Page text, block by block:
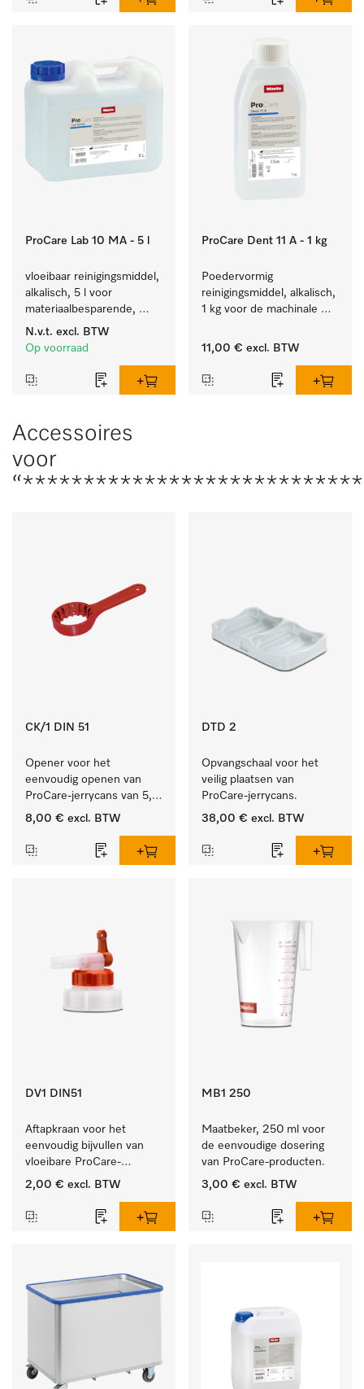
ProCare Lab 10 MA - 5 l
vloeibaar reinigingsmiddel,
alkalisch, 5 l voor
materiaalbesparende,
machinale reiniging van
laboratoriumglasw. en -
N.v.t. excl. BTW
Op voorraad
ProCare Dent 11 A - 1 kg
Poedervormig
reinigingsmiddel, alkalisch,
1 kg voor de machinale
tandheelkundige
11,00 € excl. BTW
Accessoires
voor
CK/1 DIN 51
Opener voor het
eenvoudig openen van
ProCare-jerrycans van 5,
10 en 20 l.
8,00 € excl. BTW
DTD 2
Opvangschaal voor het
veilig plaatsen van
ProCare-jerrycans.
38,00 € excl. BTW
DV1 DIN51
Aftapkraan voor het
eenvoudig bijvullen van
vloeibare ProCare-
producten.
2,00 € excl. BTW
MB1 250
Maatbeker, 250 ml voor
de eenvoudige dosering
van ProCare-producten.
3,00 € excl. BTW